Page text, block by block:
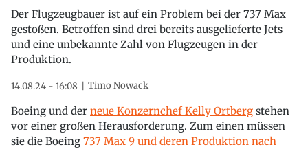
Der Flugzeugbauer ist auf ein Problem bei der 737 Max
gestoßen. Betroffen sind drei bereits ausgelieferte Jets
und eine unbekannte Zahl von Flugzeugen in der
Produktion.
14.08.24 - 16:08 Timo Nowack
Boeing und der neue Konzernchef Kelly Ortberg stehen
vor einer großen Herausforderung. Zum einen müssen
sie die Boeing 737 Max 9 und deren Produktion nach